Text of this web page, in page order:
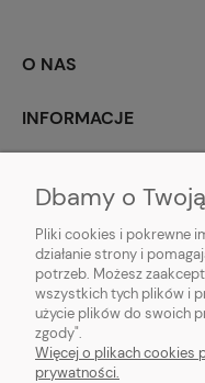
O NAS
INFORMACJE
POMOC
Hurtownia kosmetyczna
Wlkp. | NIP:
Dbamy o
Pliki cookies i pokrewne
działanie strony i
potrzeb. Możesz
wszystkich tych plików i
użycie plików do swoich
zgody".
Więcej o plikach cookies
prywatności.